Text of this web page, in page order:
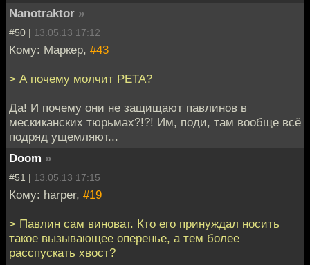
Nanotraktor »
#50 | 13.05.13 17:12
Кому: Маркер, #43
> А почему молчит PETA?
Да! И почему они не защищают павлинов в
мескиканских тюрьмах?!?! Им, поди, там вообще всё
подряд ущемляют...
Doom »
#51 | 13.05.13 17:15
Кому: harper, #19
> Павлин сам виноват. Кто его принуждал носить
такое вызывающее оперенье, а тем более
расспускать хвост?